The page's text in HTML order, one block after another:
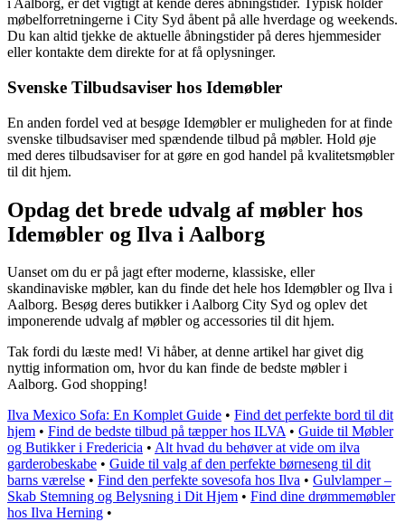
i Aalborg, er det vigtigt at kende deres åbningstider. Typisk holder
møbelforretningerne i City Syd åbent på alle hverdage og weekends.
Du kan altid tjekke de aktuelle åbningstider på deres hjemmesider
eller kontakte dem direkte for at få oplysninger.
Svenske Tilbudsaviser hos Idemøbler
En anden fordel ved at besøge Idemøbler er muligheden for at finde
svenske tilbudsaviser med spændende tilbud på møbler. Hold øje
med deres tilbudsaviser for at gøre en god handel på kvalitetsmøbler
til dit hjem.
Opdag det brede udvalg af møbler hos
Idemøbler og Ilva i Aalborg
Uanset om du er på jagt efter moderne, klassiske, eller
skandinaviske møbler, kan du finde det hele hos Idemøbler og Ilva i
Aalborg. Besøg deres butikker i Aalborg City Syd og oplev det
imponerende udvalg af møbler og accessories til dit hjem.
Tak fordi du læste med! Vi håber, at denne artikel har givet dig
nyttig information om, hvor du kan finde de bedste møbler i
Aalborg. God shopping!
Ilva Mexico Sofa: En Komplet Guide • Find det perfekte bord til dit
hjem • Find de bedste tilbud på tæpper hos ILVA• Guide til Møbler
og Butikker i Fredericia • Alt hvad du behøver at vide om ilva
garderobeskabe • Guide til valg af den perfekte børneseng til dit
barns værelse • Find den perfekte sovesofa hos Ilva • Gulvlamper –
Skab Stemning og Belysning i Dit Hjem • Find dine drømmemøbler
hos Ilva Herning •